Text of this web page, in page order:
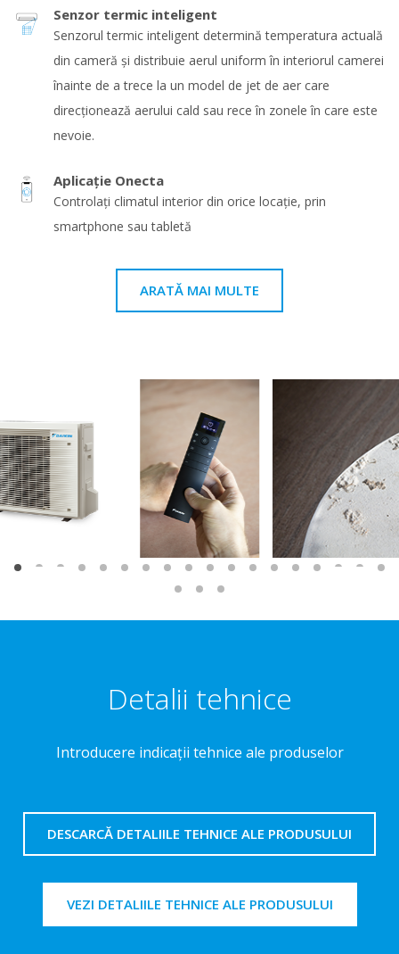
Senzor termic inteligent
Senzorul termic inteligent determină temperatura actuală
din cameră şi distribuie aerul uniform în interiorul camerei
înainte de a trece la un model de jet de aer care
direcţionează aerului cald sau rece în zonele în care este
nevoie.
Aplicație Onecta
Controlați climatul interior din orice locație, prin
smartphone sau tabletă
ARATĂ MAI MULTE
Detalii tehnice
Introducere indicaţii tehnice ale produselor
DESCARCĂ DETALIILE TEHNICE ALE PRODUSULUI
VEZI DETALIILE TEHNICE ALE PRODUSULUI